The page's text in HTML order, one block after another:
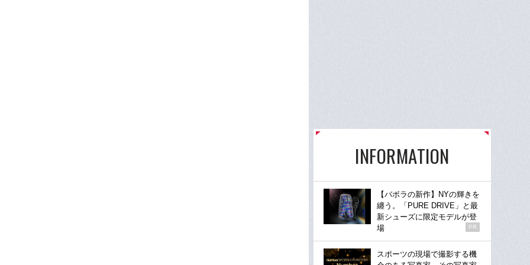
INFORMATION
【バボラの新作】NYの輝きを
纏う。「PURE DRIVE」と最
新シューズに限定モデルが登
場
PR
スポーツの現場で撮影する機